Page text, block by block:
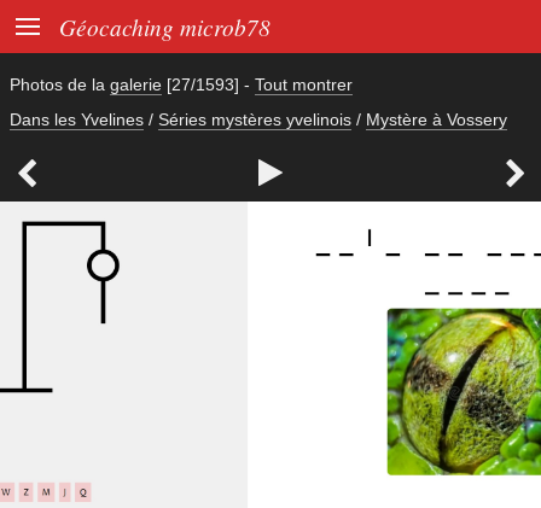
 Géocaching microb78
Photos de la galerie [27/1593] - Tout montrer
Dans les Yvelines / Séries mystères yvelinois / Mystère à Vossery
  